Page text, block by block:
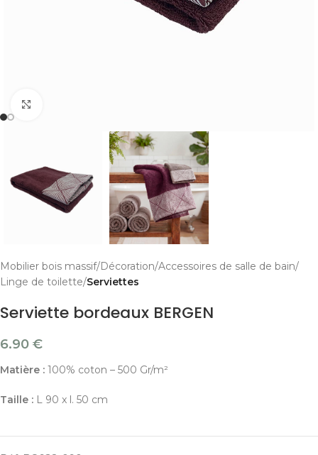
Mobilier bois massif Décoration Accessoires de salle de bain
Linge de toilette Serviettes
Serviette bordeaux BERGEN
6.90 €
Matière : 100% coton – 500 Gr/m²
Taille : L 90 x l. 50 cm